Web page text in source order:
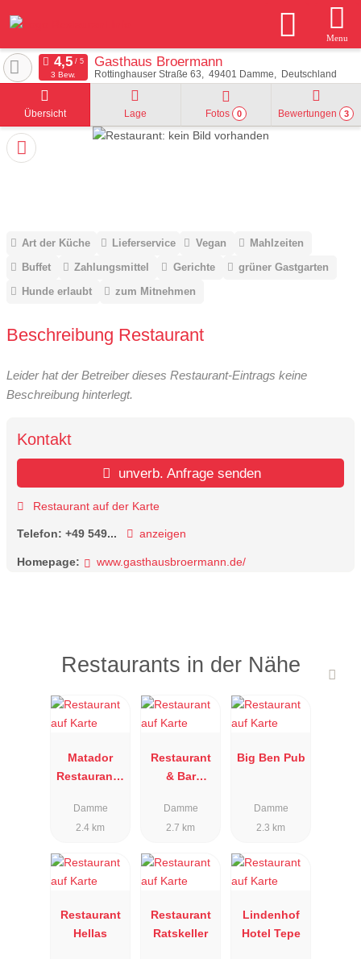
Menu
Gasthaus Broermann
Rottinghauser Straße 63 49401 Damme Deutschland
3 Bew.
Übersicht Lage Fotos 0 Bewertungen 3
Art der Küche Lieferservice Vegan
Mahlzeiten
Buffet
Zahlungsmittel Gerichte
grüner Gastgarten
Hunde erlaubt
zum Mitnehmen
Beschreibung Restaurant
Leider hat der Betreiber dieses Restaurant-Eintrags keine
Beschreibung hinterlegt.
Kontakt
unverb. Anfrage senden
Restaurant auf der Karte
Telefon: +49 549... anzeigen
Homepage: www.gasthausbroermann.de/
Restaurants in der Nähe
Matador
Restaurant -
Damme
2.4 km
Restaurant
& Bar
Damme
2.7 km
Big Ben Pub
Damme
2.3 km
Restaurant
Hellas
Restaurant
Ratskeller
Lindenhof
Hotel Tepe